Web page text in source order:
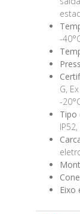
-
G,
-
Tipo
IP52,
Eixo